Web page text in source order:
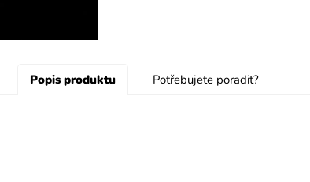
Popis produktu Potřebujete poradit?